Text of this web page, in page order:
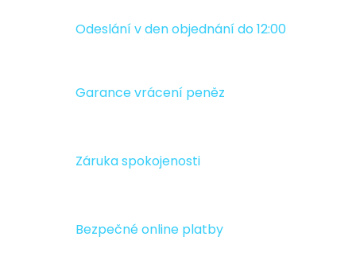
Odeslání v den objednání do 12:00
Garance vrácení peněz
Záruka spokojenosti
Bezpečné online platby